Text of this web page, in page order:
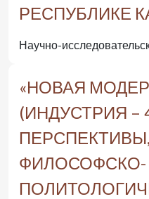
РЕСПУБЛИКЕ
Научно-
«НОВАЯ
(ИНДУСТРИЯ –
ФИЛОСОФСКО-